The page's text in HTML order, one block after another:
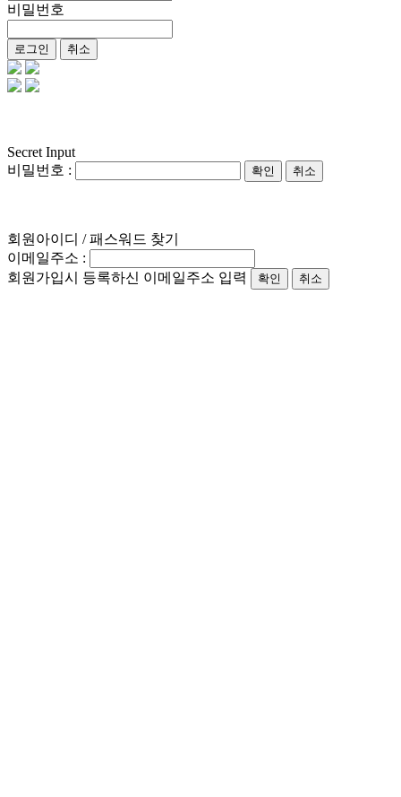
비밀번호
로그인 취소
Secret Input
비밀번호 :
확인 취소
회원아이디 / 패스워드 찾기
이메일주소 :
회원가입시 등록하신 이메일주소 입력
확인 취소